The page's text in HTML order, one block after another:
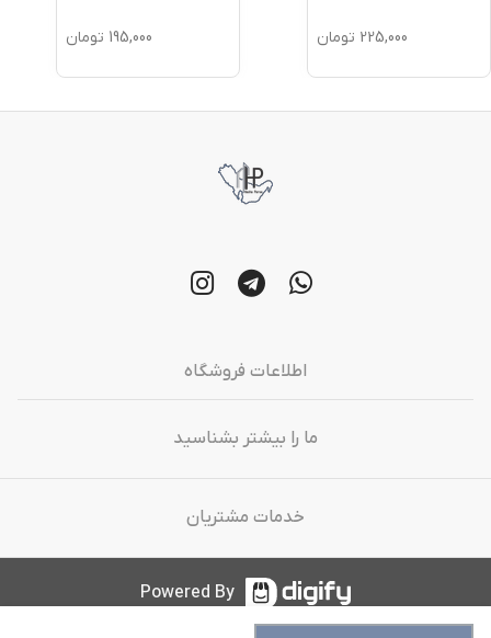
225,000 تومان 195,000 تومان
اطلاعات فروشگاه
ما را بیشتر بشناسید
خدمات مشتریان
Powered By